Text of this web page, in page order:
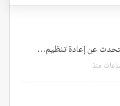
عن إعادة تنظيم…